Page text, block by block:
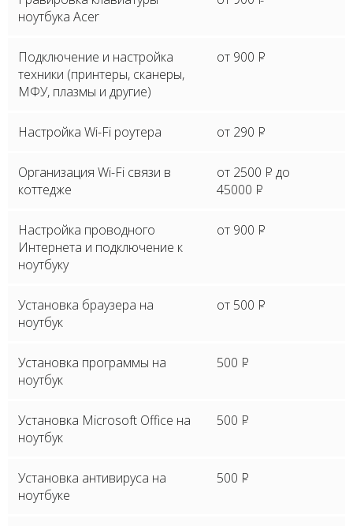
ноутбука Acer
Подключение и настройка
техники (принтеры, сканеры,
МФУ, плазмы и другие)
от 900 P
Настройка Wi-Fi роутера от 290 P
Организация Wi-Fi связи в
коттедже
от 2500 P до
45000 P
Настройка проводного
Интернета и подключение к
ноутбуку
от 900 P
Установка браузера на
ноутбук
от 500 P
Установка программы на
ноутбук
500 P
Установка Microsoft Office на
ноутбук
500 P
Установка антивируса на
ноутбуке
500 P